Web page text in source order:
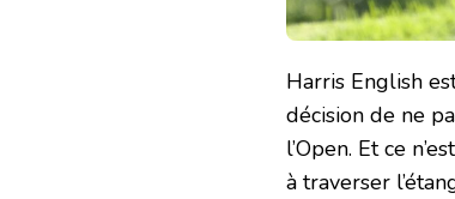
Harris English
décision de ne
l’Open. Et ce
à traverser